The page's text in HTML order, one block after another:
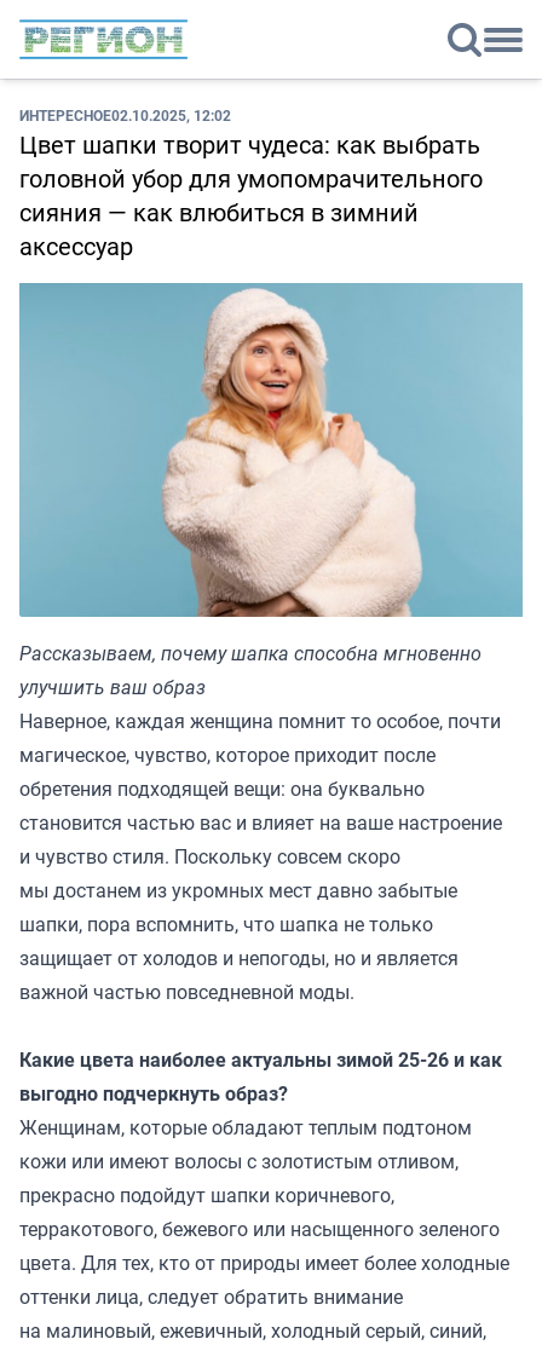
ИНТЕРЕСНОЕ02.10.2025, 12:02
Цвет шапки творит чудеса: как выбрать
головной убор для умопомрачительного
сияния — как влюбиться в зимний
аксессуар
Рассказываем, почему шапка способна мгновенно
улучшить ваш образ
Наверное, каждая женщина помнит то особое, почти
магическое, чувство, которое приходит после
обретения подходящей вещи: она буквально
становится частью вас и влияет на ваше настроение
и чувство стиля. Поскольку совсем скоро
мы достанем из укромных мест давно забытые
шапки, пора вспомнить, что шапка не только
защищает от холодов и непогоды, но и является
важной частью повседневной моды.
Какие цвета наиболее актуальны зимой 25-26 и как
выгодно подчеркнуть образ?
Женщинам, которые обладают теплым подтоном
кожи или имеют волосы с золотистым отливом,
прекрасно подойдут шапки коричневого,
терракотового, бежевого или насыщенного зеленого
цвета. Для тех, кто от природы имеет более холодные
оттенки лица, следует обратить внимание
на малиновый, ежевичный, холодный серый, синий,